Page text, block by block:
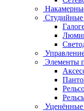
Студийные
Элементы
Уценённые